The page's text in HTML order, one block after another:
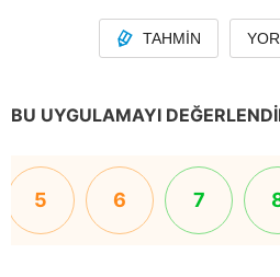
TAHMIN
BU UYGULAMAYI
5 6 7